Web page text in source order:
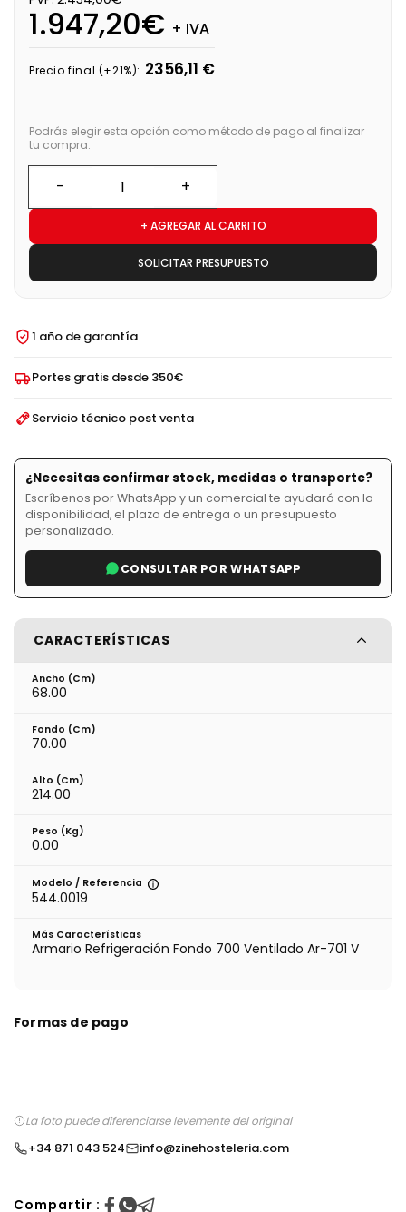
1.947,20€ + IVA
Precio final (+21%): 2356,11 €
Podrás elegir esta opción como método de pago al finalizar
tu compra.
+ AGREGAR AL CARRITO
SOLICITAR PRESUPUESTO
1 año de garantía
Portes gratis desde 350€
Servicio técnico post venta
¿Necesitas confirmar stock, medidas o transporte?
Escríbenos por WhatsApp y un comercial te ayudará con la
disponibilidad, el plazo de entrega o un presupuesto
personalizado.
CONSULTAR POR WHATSAPP
CARACTERÍSTICAS
Ancho (cm)
68.00
Fondo (cm)
70.00
Alto (cm)
214.00
Peso (kg)
0.00
Modelo / Referencia
544.0019
Más Características
Armario Refrigeración Fondo 700 Ventilado Ar-701 V
Formas de pago
La foto puede diferenciarse levemente del original
+34 871 043 524 info@zinehosteleria.com
Compartir :